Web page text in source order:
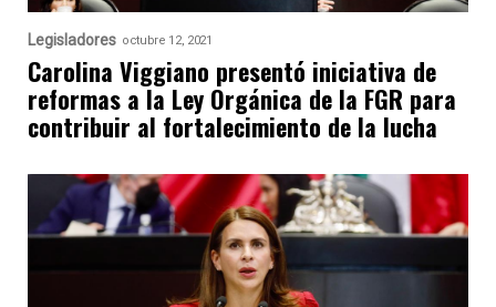
Legisladores octubre 12, 2021
Carolina Viggiano presentó iniciativa de
reformas a la Ley Orgánica de la FGR para
contribuir al fortalecimiento de la lucha